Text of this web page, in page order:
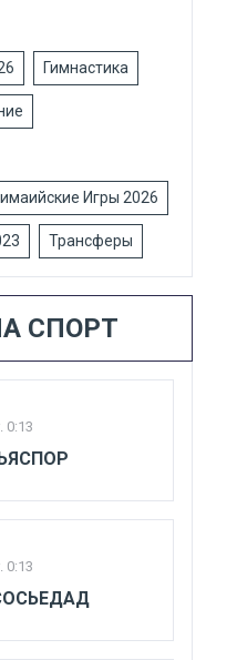
Гимнастика
Игры 2026
Трансферы
СПОРТ
0:13
0:13